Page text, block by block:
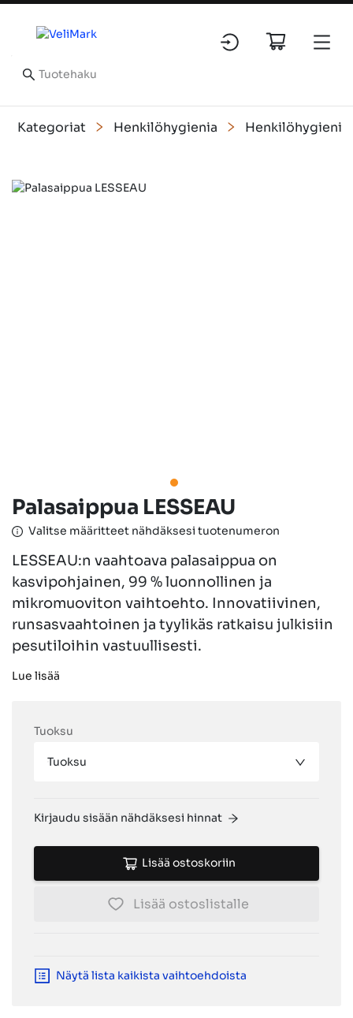
Kategoriat Henkilöhygienia
Slide 1 of 1
Palasaippua LESSEAU
Valitse määritteet nähdäksesi tuotenumeron
LESSEAU:n vaahtoava palasaippua on
kasvipohjainen, 99 % luonnollinen ja
mikromuoviton vaihtoehto. Innovatiivinen,
runsasvaahtoinen ja tyylikäs ratkaisu julkisiin
pesutiloihin vastuullisesti.
Lue lisää
Tuoksu
Tuoksu
Kirjaudu sisään nähdäksesi hinnat
Lisää ostoskoriin
Lisää ostoslistalle
Näytä lista kaikista vaihtoehdoista